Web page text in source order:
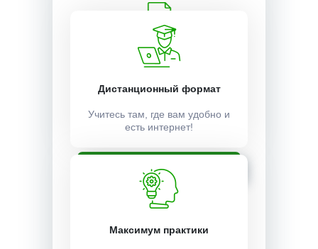
Учебный план:
Получить
Стоимость:
3500 ₽
Дистанционный формат
Учитесь там, где вам удобно и
есть интернет!
Максимум практики